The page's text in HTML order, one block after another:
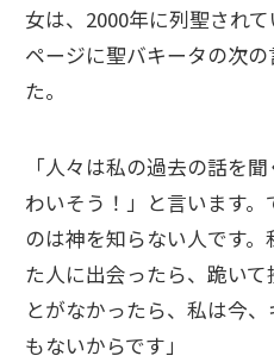
女は、2000年に列聖され
ページに聖バキータの次
た。
「人々は私の過去の話を
わいそう！」と言います
のは神を知らない人です
た人に出会ったら、跪い
とがなかったら、私は今
もないからです」